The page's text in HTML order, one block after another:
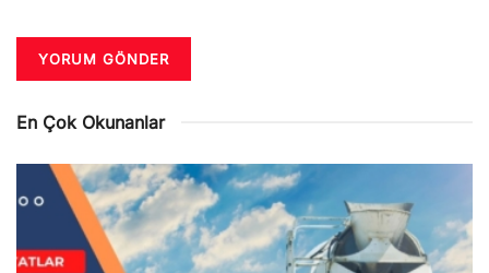
En Çok Okunanlar